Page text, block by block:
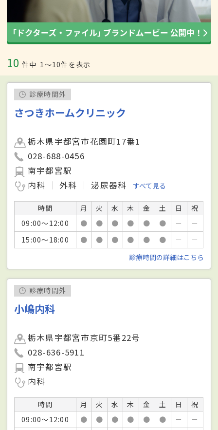
10 件中 1〜10件を表示
診療時間外
さつきホームクリニック
栃木県宇都宮市花園町17番1
028-688-0456
南宇都宮駅
内科
外科 泌尿器科 すべて見る
時間 月 火 水 木 金 土 日
祝
09:00～12:00
● ● ● ● ● ● －
－
15:00～18:00
● ● ● ● ● ● －
－
診療時間の詳細はこちら
診療時間外
小嶋内科
栃木県宇都宮市京町5番22号
028-636-5911
南宇都宮駅
内科
時間 月 火 水 木 金 土 日
祝
09:00～12:00
● ● ● ● ● ● －
－